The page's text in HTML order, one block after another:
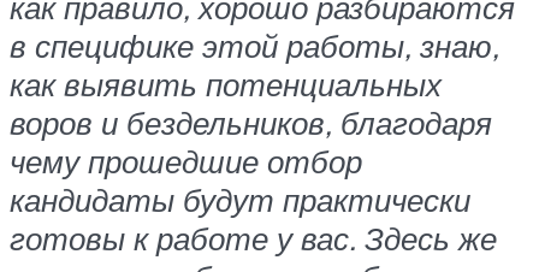
в специфике этой работы, знаю,
как выявить потенциальных
воров и бездельников, благодаря
чему прошедшие отбор
кандидаты будут практически
готовы к работе у вас. Здесь же